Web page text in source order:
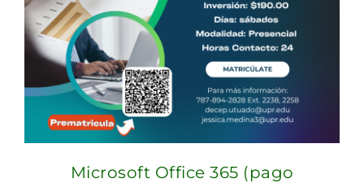
Microsoft Office 365 (pago